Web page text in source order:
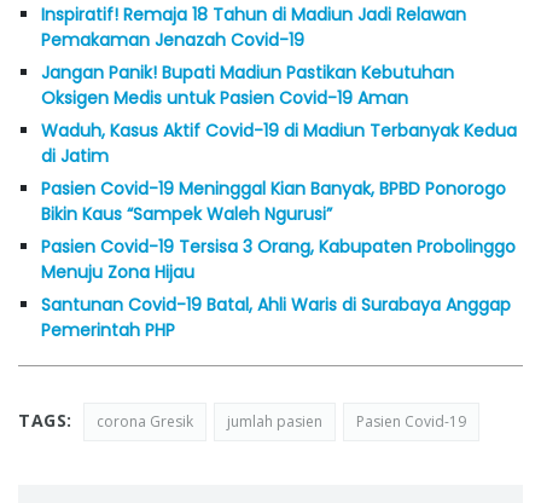
Inspiratif! Remaja 18 Tahun di Madiun Jadi Relawan
Pemakaman Jenazah Covid-19
Jangan Panik! Bupati Madiun Pastikan Kebutuhan
Oksigen Medis untuk Pasien Covid-19 Aman
Waduh, Kasus Aktif Covid-19 di Madiun Terbanyak Kedua
di Jatim
Pasien Covid-19 Meninggal Kian Banyak, BPBD Ponorogo
Bikin Kaus “Sampek Waleh Ngurusi”
Pasien Covid-19 Tersisa 3 Orang, Kabupaten Probolinggo
Menuju Zona Hijau
Santunan Covid-19 Batal, Ahli Waris di Surabaya Anggap
Pemerintah PHP
TAGS: corona Gresik jumlah pasien Pasien Covid-19